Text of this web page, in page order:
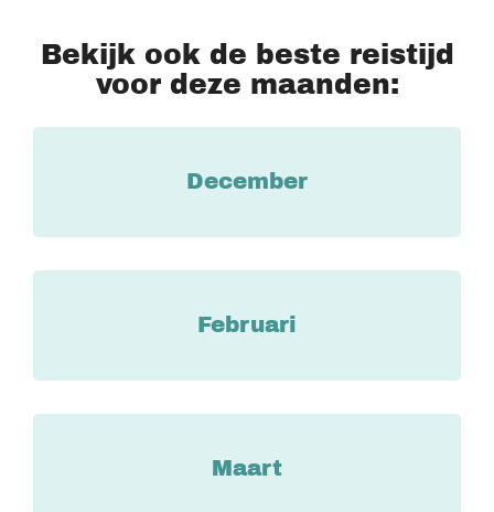
Bekijk ook de beste reistijd
voor deze maanden:
December
Februari
Maart